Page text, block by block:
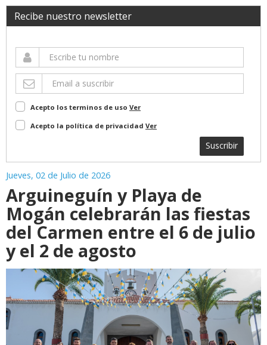
Recibe nuestro newsletter
Acepto los terminos de uso Ver
Acepto la política de privacidad Ver
Suscribir
Jueves, 02 de Julio de 2026
Arguineguín y Playa de
Mogán celebrarán las fiestas
del Carmen entre el 6 de julio
y el 2 de agosto